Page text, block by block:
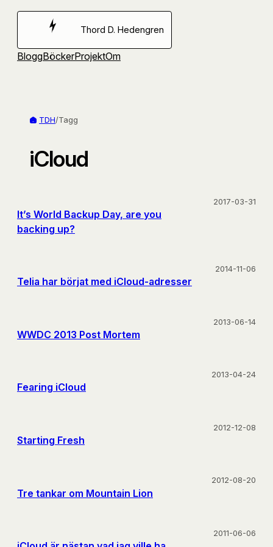
Hoppa
Thord D. Hedengren
BloggBöckerProjektOm
TDH/Tagg
iCloud
It’s World Backup Day, are you
backing up?
2017-03-31
Telia har börjat med iCloud-adresser
2014-11-06
WWDC 2013 Post Mortem
2013-06-14
Fearing iCloud
2013-04-24
Starting Fresh
2012-12-08
Tre tankar om Mountain Lion
2012-08-20
2011-06-06